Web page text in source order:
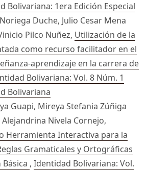
Bolivariana: 1era Edición Especial
Duche, Julio Cesar Mena
Pilco Nuñez, Utilización de la
como recurso facilitador en el
aprendizaje en la carrera de
Bolivariana: Vol. 8 Núm. 1
Bolivariana
Guapi, Mireya Stefania Zúñiga
Nivela Cornejo,
Herramienta Interactiva para la
Gramaticales y Ortográficas
, Identidad Bolivariana: Vol.